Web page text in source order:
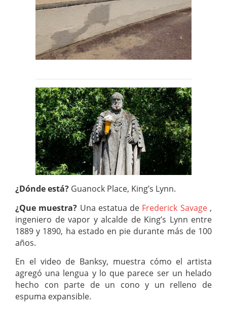
¿Dónde está? Guanock Place, King’s Lynn.
¿Que muestra? Una estatua de Frederick Savage,
ingeniero de vapor y alcalde de King’s Lynn entre
1889 y 1890, ha estado en pie durante más de 100
años.
En el video de Banksy, muestra cómo el artista
agregó una lengua y lo que parece ser un helado
hecho con parte de un cono y un relleno de
espuma expansible.